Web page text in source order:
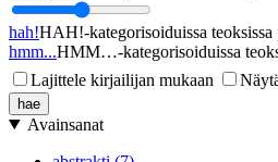
hah!HAH!-kategorisoiduissa
hmm...HMM…-kategorisoiduissa
Lajittele kirjailijan mukaan
Avainsanat